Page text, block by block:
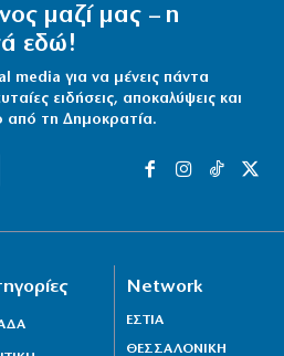
μαζί μας – η
εδώ!
media για να μένεις πάντα
ειδήσεις, αποκαλύψεις και
από τη Δημοκρατία.
Network
ΕΣΤΙΑ
ΘΕΣΣΑΛΟΝΙΚΗ